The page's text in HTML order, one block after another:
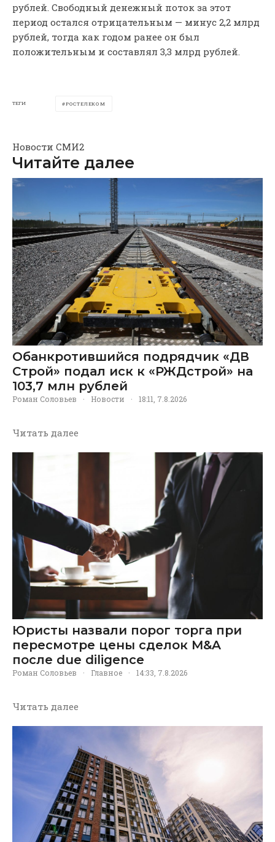
рублей. Свободный денежный поток за этот
период остался отрицательным — минус 2,2 млрд
рублей, тогда как годом ранее он был
положительным и составлял 3,3 млрд рублей.
ТЕГИ РОСТЕЛЕКОМ
Новости СМИ2
Читайте далее
Обанкротившийся подрядчик «ДВ
Строй» подал иск к «РЖДстрой» на
103,7 млн рублей
Роман Соловьев · Новости · 18:11, 7.8.2026
Читать далее
Юристы назвали порог торга при
пересмотре цены сделок M&A
после due diligence
Роман Соловьев · Главное · 14:33, 7.8.2026
Читать далее